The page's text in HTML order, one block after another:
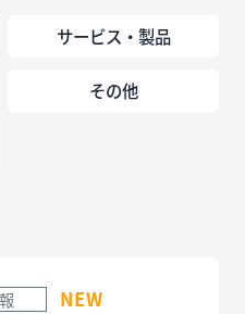
サービス・製品
その他
NEW